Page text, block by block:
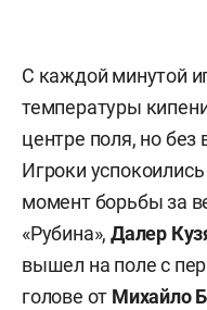
С каждой минутой
температуры
центре поля, но
Игроки
момент борьбы за
«Рубина»,Далер
вышел на поле с
голове от Михайло